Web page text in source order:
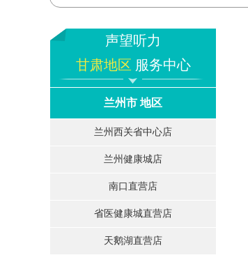
声望听力
甘肃地区 服务中心
兰州市 地区
兰州西关省中心店
兰州健康城店
南口直营店
省医健康城直营店
天鹅湖直营店